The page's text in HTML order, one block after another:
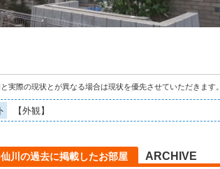
実際の現状とが異なる場合は現状を優先させていただきます。
【外観】
川の過去に掲載したお部屋 ARCHIVE